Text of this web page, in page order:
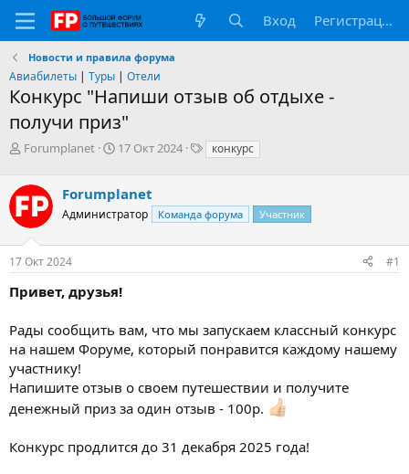
Вход Регистрация
Новости и правила форума
Авиабилеты | Туры | Отели
Конкурс "Напиши отзыв об отдыхе -
получи приз"
А
о
р
т
е
м
ы
Forumplanet
Д
а
н
ч
л
а
17 Окт 2024
Тконкурс
Forumplanet
Администратор Команда форума Участник
17 Окт 2024 #1
Привет, друзья!
Рады сообщить вам, что мы запускаем классный конкурс
на нашем Форуме, который понравится каждому нашему
участнику!
Напишите отзыв о своем путешествии и получите
денежный приз за один отзыв - 100р.
Конкурс продлится до 31 декабря 2025 года!